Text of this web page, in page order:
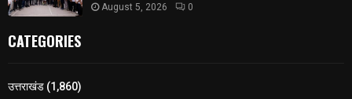
August 5, 2026 0
CATEGORIES
उत्तराखंड (1,860)